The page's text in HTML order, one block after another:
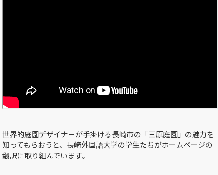
世界的庭園デザイナーが手掛ける長崎市の「三原庭園」の魅力を
知ってもらおうと、長崎外国語大学の学生たちがホームページの
翻訳に取り組んでいます。